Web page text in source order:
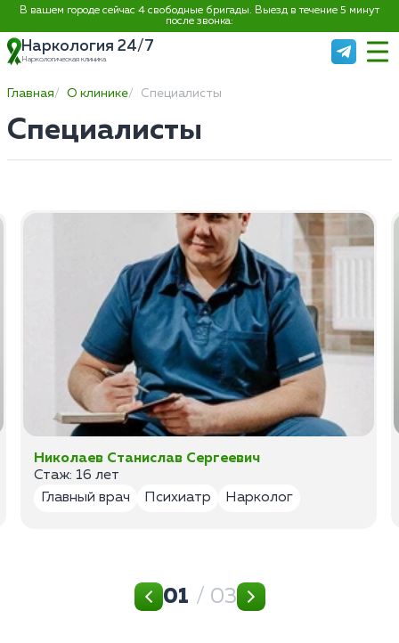
В вашем городе сейчас 4 свободные бригады. Выезд в течение 5 минут
после звонка:
Наркология 24/7
Наркологическая клиника
Главная О клинике Специалисты
Специалисты
Николаев Станислав Сергеевич
Стаж: 16 лет
Главный врач
Психиатр Нарколог
01 / 03